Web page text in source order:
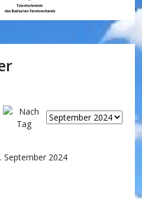
September 2024